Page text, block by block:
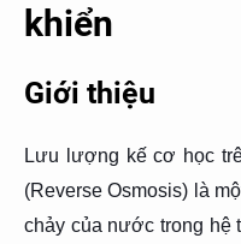
khiển
Giới thiệu
Lưu lượng kế cơ học
(Reverse Osmosis) là
chảy của nước trong hệ